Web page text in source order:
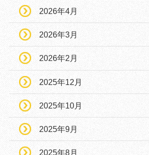
2026年4月
2026年3月
2026年2月
2025年12月
2025年10月
2025年9月
2025年8月